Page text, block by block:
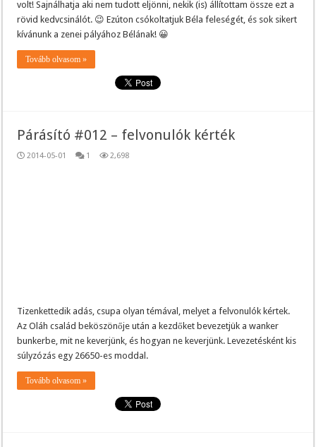
volt! Sajnálhatja aki nem tudott eljönni, nekik (is) állítottam össze ezt a
rövid kedvcsinálót. 😉 Ezúton csókoltatjuk Béla feleségét, és sok sikert
kívánunk a zenei pályához Bélának! 😀
Tovább olvasom »
Párásító #012 – felvonulók kérték
2014-05-01 1 2,698
Tizenkettedik adás, csupa olyan témával, melyet a felvonulók kértek.
Az Oláh család beköszönője után a kezdőket bevezetjük a wanker
bunkerbe, mit ne keverjünk, és hogyan ne keverjünk. Levezetésként kis
súlyzózás egy 26650-es moddal.
Tovább olvasom »